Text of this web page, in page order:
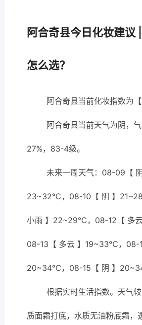
阿合奇县今日化妆建议
怎么选？
阿合奇县当前化妆指数为【
阿合奇县当前天气为阴，
27%，83-4级。
未来一周天气：08-09【 阴
23~32℃，08-10【 阴 】
小雨 】22~29℃，08-12【 多
08-13【 多云 】19~33℃，08-
20~34℃，08-15【 阴 】
根据实时生活指数。天气
质面霜打底，水质无油粉底霜，